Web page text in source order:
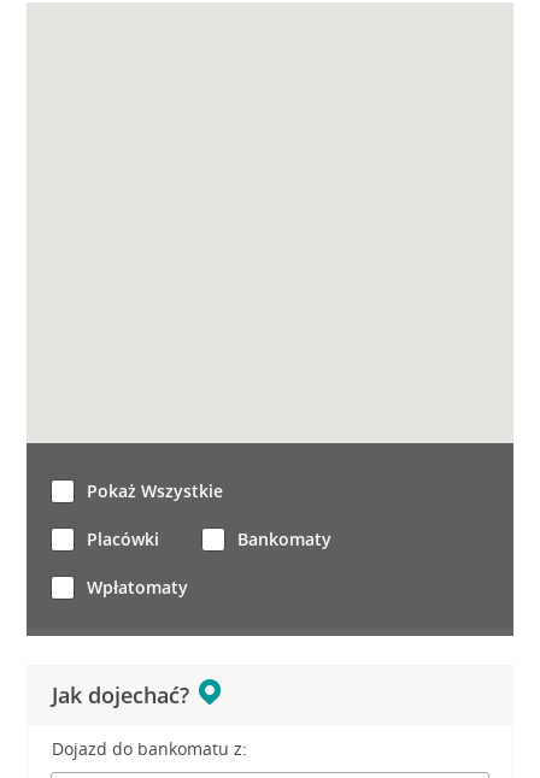
Jak dojechać?
Dojazd do bankomatu z:
Pokaż Wszystkie
Placówki Bankomaty
Wpłatomaty